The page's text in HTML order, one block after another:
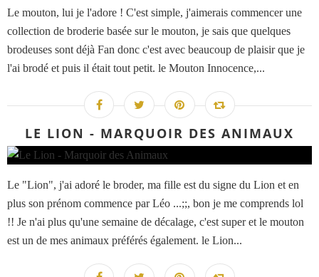
Le mouton, lui je l'adore ! C'est simple, j'aimerais commencer une
collection de broderie basée sur le mouton, je sais que quelques
brodeuses sont déjà Fan donc c'est avec beaucoup de plaisir que je
l'ai brodé et puis il était tout petit. le Mouton Innocence,...
LE LION - MARQUOIR DES ANIMAUX
Le "Lion", j'ai adoré le broder, ma fille est du signe du Lion et en
plus son prénom commence par Léo ...;;, bon je me comprends lol
!! Je n'ai plus qu'une semaine de décalage, c'est super et le mouton
est un de mes animaux préférés également. le Lion...